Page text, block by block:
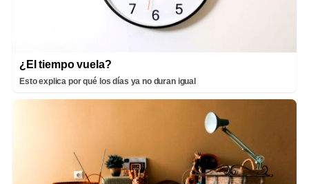
¿El tiempo vuela?
Esto explica por qué los días ya no duran igual